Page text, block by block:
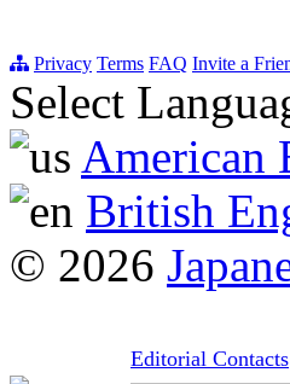
Privacy Terms FAQ Invite a
Select
American
British
© 2026
Editorial Contacts